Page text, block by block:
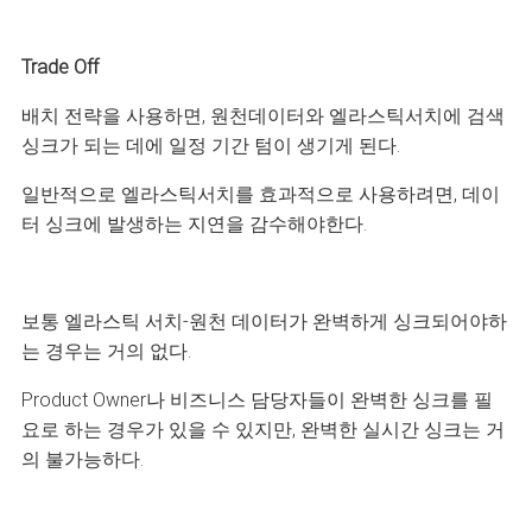
Trade Off
배치 전략을 사용하면, 원천데이터와 엘라스틱서치에 검색
싱크가 되는 데에 일정 기간 텀이 생기게 된다.
일반적으로 엘라스틱서치를 효과적으로 사용하려면, 데이
터 싱크에 발생하는 지연을 감수해야한다.
보통 엘라스틱 서치-원천 데이터가 완벽하게 싱크되어야하
는 경우는 거의 없다.
Product Owner나 비즈니스 담당자들이 완벽한 싱크를 필
요로 하는 경우가 있을 수 있지만, 완벽한 실시간 싱크는 거
의 불가능하다.